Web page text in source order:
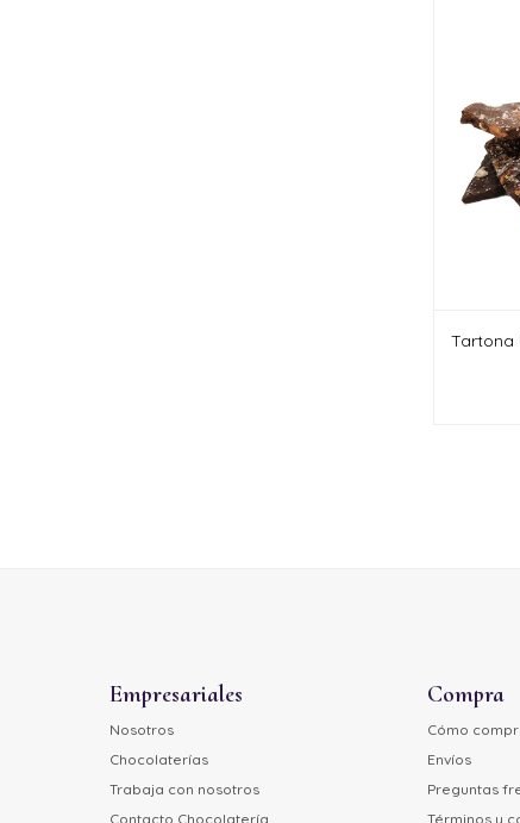
Tartona
Empresariales
Nosotros
Chocolaterías
Trabaja con nosotros
Contacto Chocolatería
Compra
Cómo
Envíos
Preguntas
Términos y